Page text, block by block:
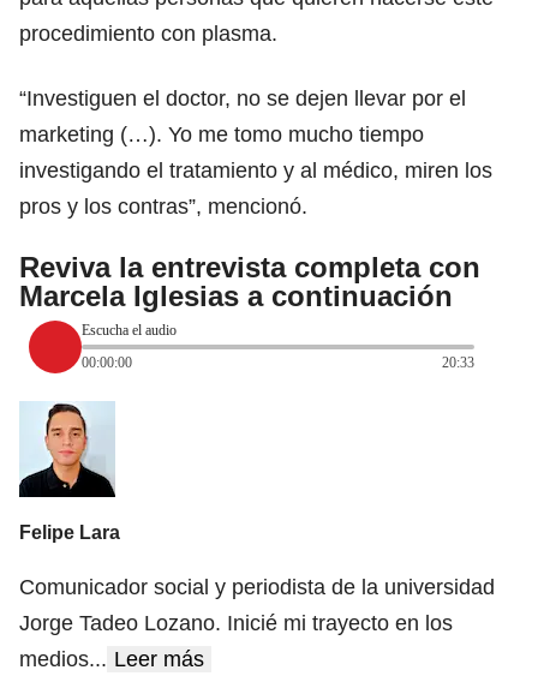
procedimiento con plasma.
“Investiguen el doctor, no se dejen llevar por el
marketing (…). Yo me tomo mucho tiempo
investigando el tratamiento y al médico, miren los
pros y los contras”, mencionó.
Reviva la entrevista completa con
Marcela Iglesias a continuación
Escucha el audio
00:00:00
20:33
Felipe Lara
Comunicador social y periodista de la universidad
Jorge Tadeo Lozano. Inicié mi trayecto en los
medios... Leer más